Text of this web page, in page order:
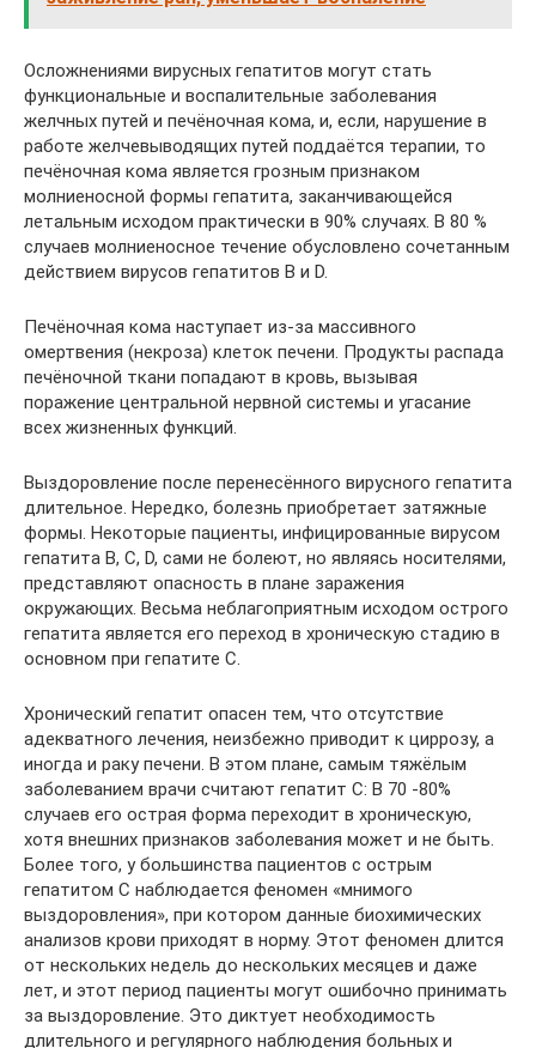
Осложнениями вирусных гепатитов могут стать
функциональные и воспалительные заболевания
желчных путей и печёночная кома, и, если, нарушение в
работе желчевыводящих путей поддаётся терапии, то
печёночная кома является грозным признаком
молниеносной формы гепатита, заканчивающейся
летальным исходом практически в 90% случаях. В 80 %
случаев молниеносное течение обусловлено сочетанным
действием вирусов гепатитов В и D.
Печёночная кома наступает из-за массивного
омертвения (некроза) клеток печени. Продукты распада
печёночной ткани попадают в кровь, вызывая
поражение центральной нервной системы и угасание
всех жизненных функций.
Выздоровление после перенесённого вирусного гепатита
длительное. Нередко, болезнь приобретает затяжные
формы. Некоторые пациенты, инфицированные вирусом
гепатита В, С, D, сами не болеют, но являясь носителями,
представляют опасность в плане заражения
окружающих. Весьма неблагоприятным исходом острого
гепатита является его переход в хроническую стадию в
основном при гепатите С.
Хронический гепатит опасен тем, что отсутствие
адекватного лечения, неизбежно приводит к циррозу, а
иногда и раку печени. В этом плане, самым тяжёлым
заболеванием врачи считают гепатит С: В 70 -80%
случаев его острая форма переходит в хроническую,
хотя внешних признаков заболевания может и не быть.
Более того, у большинства пациентов с острым
гепатитом С наблюдается феномен «мнимого
выздоровления», при котором данные биохимических
анализов крови приходят в норму. Этот феномен длится
от нескольких недель до нескольких месяцев и даже
лет, и этот период пациенты могут ошибочно принимать
за выздоровление. Это диктует необходимость
длительного и регулярного наблюдения больных и